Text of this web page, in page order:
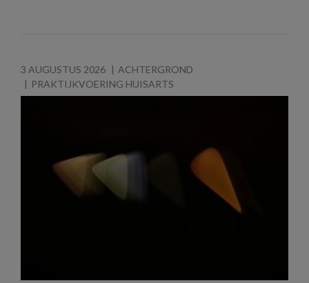
3 AUGUSTUS 2026
ACHTERGROND
PRAKTIJKVOERING HUISARTS